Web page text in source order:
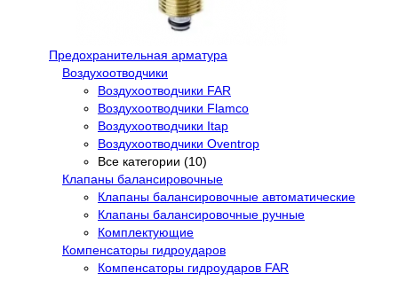
Предохранительная арматура
Воздухоотводчики
Воздухоотводчики FAR
Воздухоотводчики Flamco
Воздухоотводчики Itap
Воздухоотводчики Oventrop
Все категории (10)
Клапаны балансировочные
Клапаны балансировочные автоматические
Клапаны балансировочные ручные
Комплектующие
Компенсаторы гидроударов
Компенсаторы гидроударов FAR